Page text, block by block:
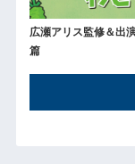
広瀬アリス監修＆出
篇